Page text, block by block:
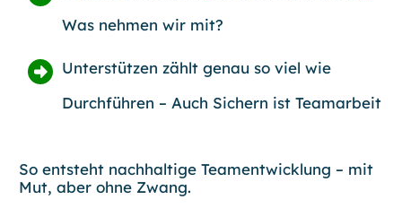
Was nehmen wir mit?
Unterstützen zählt genau so viel wie
Durchführen – Auch Sichern ist Teamarbeit
So entsteht nachhaltige Teamentwicklung – mit
Mut, aber ohne Zwang.